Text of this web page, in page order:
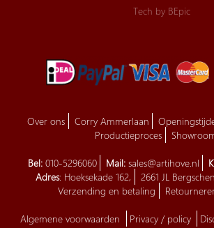
Tech by BEpic
Over ons Corry Ammerlaan
Productieproces
Bel: 010-5296060 Mail: sales@artihove.nl
Adres: Hoeksekade 162, 2661 JL
Verzending en betaling
Algemene voorwaarden Privacy / policy